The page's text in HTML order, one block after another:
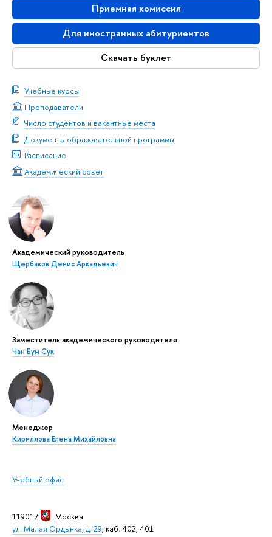
Приемная комиссия
Для иностранных абитуриенто
Скачать буклет
Учебные курсы
Преподаватели
Число студентов и вакантные места
Документы образовательной программы
Расписание
Академический совет
Академический руководитель
Щербаков Денис Аркадьевич
Заместитель академического руководителя
Чан Бум Сук
Менеджер
Кириллова Елена Михайловна
Учебный офис
119017
Москва
ул. Малая Ордынка, д. 29, каб. 402, 401